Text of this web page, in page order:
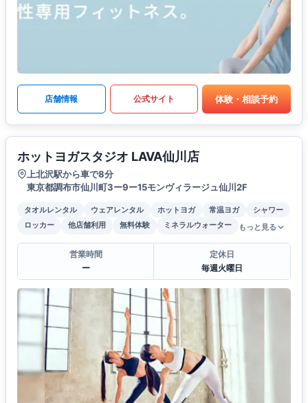
店舗情報 公式サイト 体験・相談予約
ホットヨガスタジオ LAVA仙川店
上北沢駅から車で8分
東京都調布市仙川町3ー9ー15モンヴィラージュ仙川2F
タオルレンタル ウェアレンタル ホットヨガ 常温ヨガ
シャワー
ロッカー
他店舗利用 無料体験 ミネラルウォーター もっと見る
営業時間
ー
定休日
毎週火曜日